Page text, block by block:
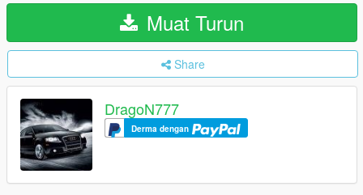
Muat Turun
Share
DragoN777
Derma dengan